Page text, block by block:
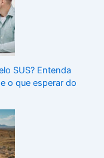
SUS? Entenda
o que esperar do